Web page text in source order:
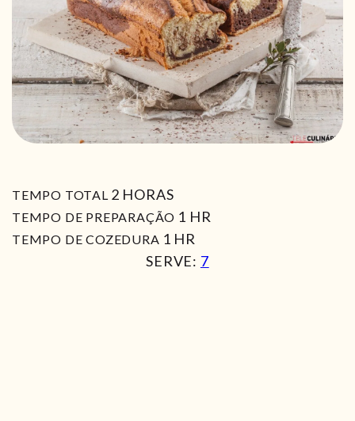
TEMPO TOTAL 2HORAS
HORAS
TEMPO DE PREPARAÇÃO 1 HORA
HR
TEMPO DE COZEDURA 1 HORA
HR
SERVE: 7